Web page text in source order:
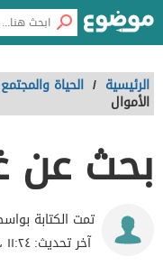
الرئيسية / الحياة والمجتمع
الأموال
بحث عن
تمت الكتابة
آخر تحديث:١١:٢٤ ، ٢٧ أبريل ٢٠٢٢